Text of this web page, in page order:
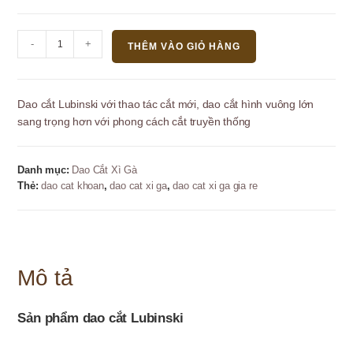
cắt
gà
móc
8mm
- + THÊM VÀO GIỎ HÀNG
Dao cắt Lubinski với thao tác cắt mới, dao cắt hình vuông lớn
sang trọng hơn với phong cách cắt truyền thống
Danh mục: Dao Cắt Xì Gà
Thẻ:dao cat khoan,dao cat xi ga,dao cat xi ga gia re
Mô tả
Sản phẩm dao cắt Lubinski